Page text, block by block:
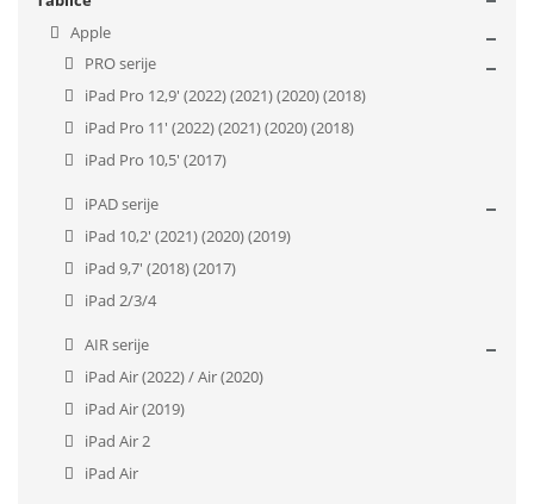
Apple
PRO serije
iPad Pro 12,9' (2022) (2021) (2020) (2018)
iPad Pro 11' (2022) (2021) (2020) (2018)
iPad Pro 10,5' (2017)
iPAD serije
iPad 10,2' (2021) (2020) (2019)
iPad 9,7' (2018) (2017)
iPad 2/3/4
AIR serije
iPad Air (2022) / Air (2020)
iPad Air (2019)
iPad Air 2
iPad Air